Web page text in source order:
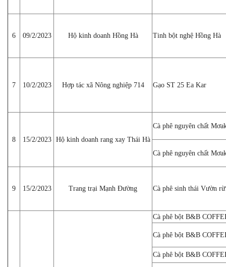
6 09/2/2023 Hộ kinh doanh Hồng Hà Tinh bột nghệ Hồng Hà
7 10/2/2023 Hợp tác xã Nông nghiệp 714 Gạo ST 25 Ea Kar
8 15/2/2023 Hộ kinh doanh rang xay Thái Hà
Cà phê nguyên chất
Cà phê nguyên chất
9 15/2/2023 Trang trại Mạnh Đường Cà phê sinh thái Vườn
Cà phê bột B&B
Cà phê bột B&B
Cà phê bột B&B